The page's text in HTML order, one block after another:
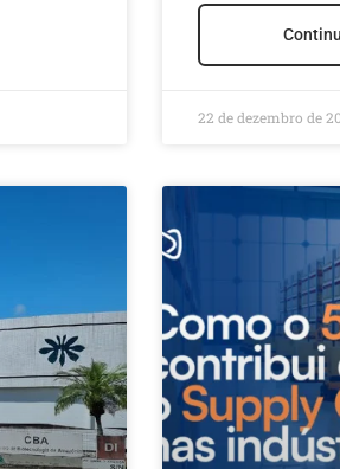
22 de dezembro de